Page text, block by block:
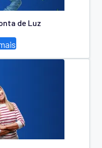
de Luz